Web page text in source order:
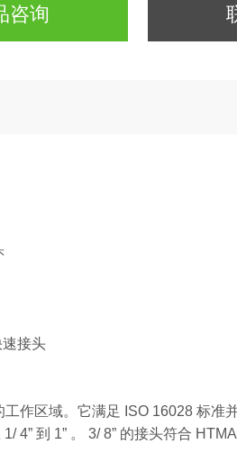
咨询
接头
作区域。它满足 ISO 16028 标准
4” 到 1” 。 3/ 8” 的接头符合